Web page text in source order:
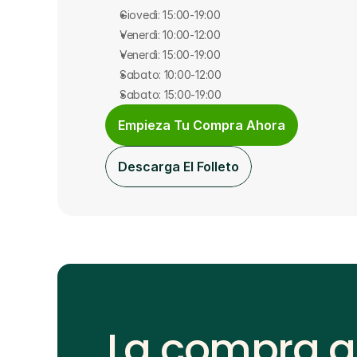
Giovedì: 15:00-19:00
Venerdì: 10:00-12:00
Venerdì: 15:00-19:00
Sabato: 10:00-12:00
Sabato: 15:00-19:00
Empieza Tu Compra Ahora
Descarga El Folleto